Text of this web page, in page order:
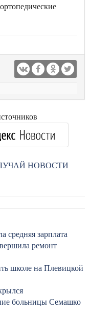
НОВОСТИ
средняя зарплата
ремонт
школе на Плевицкой
больницы Семашко